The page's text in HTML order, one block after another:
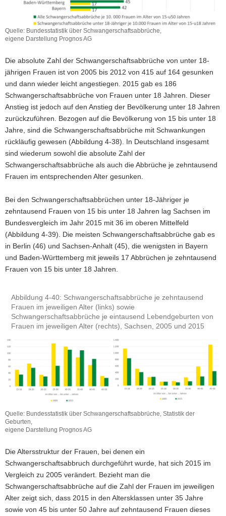
Quelle: Bundesstatistik über Schwangerschaftsabbrüche,
eigene Darstellung Prognos AG
Die absolute Zahl der Schwangerschaftsabbrüche von unter 18-
jährigen Frauen ist von 2005 bis 2012 von 415 auf 164 gesunken
und dann wieder leicht angestiegen. 2015 gab es 186
Schwangerschaftsabbrüche von Frauen unter 18 Jahren. Dieser
Anstieg ist jedoch auf den Anstieg der Bevölkerung unter 18 Jahren
zurückzuführen. Bezogen auf die Bevölkerung von 15 bis unter 18
Jahre, sind die Schwangerschaftsabbrüche mit Schwankungen
rückläufig gewesen (Abbildung 4-38). In Deutschland insgesamt
sind wiederum sowohl die absolute Zahl der
Schwangerschaftsabbrüche als auch die Abbrüche je zehntausend
Frauen im entsprechenden Alter gesunken.
Bei den Schwangerschaftsabbrüchen unter 18-Jähriger je
zehntausend Frauen von 15 bis unter 18 Jahren lag Sachsen im
Bundesvergleich im Jahr 2015 mit 36 im oberen Mittelfeld
(Abbildung 4-39). Die meisten Schwangerschaftsabbrüche gab es
in Berlin (46) und Sachsen-Anhalt (45), die wenigsten in Bayern
und Baden-Württemberg mit jeweils 17 Abbrüchen je zehntausend
Frauen von 15 bis unter 18 Jahren.
Abbildung 4-40: Schwangerschaftsabbrüche je zehntausend
Frauen im jeweiligen Alter (links) sowie
Schwangerschaftsabbrüche je eintausend Lebendgeburten von
Frauen im jeweiligen Alter (rechts), Sachsen, 2005 und 2015
Quelle: Bundesstatistik über Schwangerschaftsabbrüche, Statistik der
Geburten,
eigene Darstellung Prognos AG
Die Altersstruktur der Frauen, bei denen ein
Schwangerschaftsabbruch durchgeführt wurde, hat sich 2015 im
Vergleich zu 2005 verändert. Bezieht man die
Schwangerschaftsabbrüche auf die Zahl der Frauen im jeweiligen
Alter zeigt sich, dass 2015 in den Altersklassen unter 35 Jahre
sowie von 45 bis unter 50 Jahre auf zehntausend Frauen dieses